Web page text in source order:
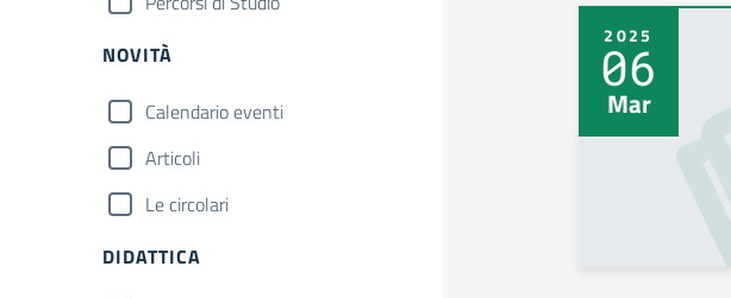
NOVITÀ
Calendario eventi
Articoli
Le circolari
DIDATTICA
2025
06
Mar